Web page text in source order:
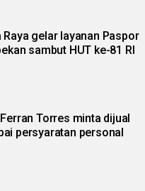
gelar layanan Paspor
sambut HUT ke-81 RI
Torres minta dijual
persyaratan personal